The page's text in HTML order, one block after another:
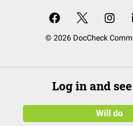
© 2026 DocCheck
Log in and
Will do